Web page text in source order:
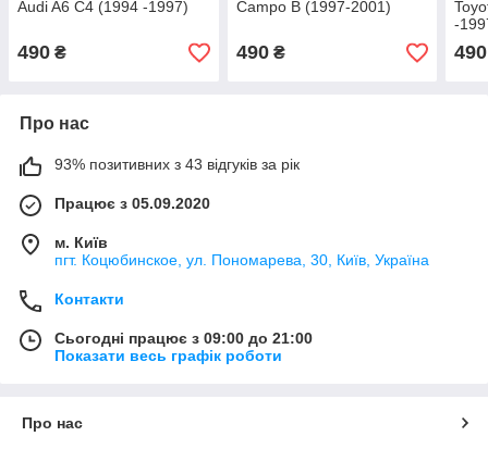
Audi A6 C4 (1994 -1997)
490 ₴
Campo B (1997-2001)
490₴
-
490
Про нас
93% позитивних з 43 відгуків за рік
Працює з 05.09.2020
м. Київ
пгт. Коцюбинское, ул. Пономарева, 30, Київ, Україна
Контакти
Сьогодні працює з 09:00 до 21:00
Показати весь графік роботи
Про нас